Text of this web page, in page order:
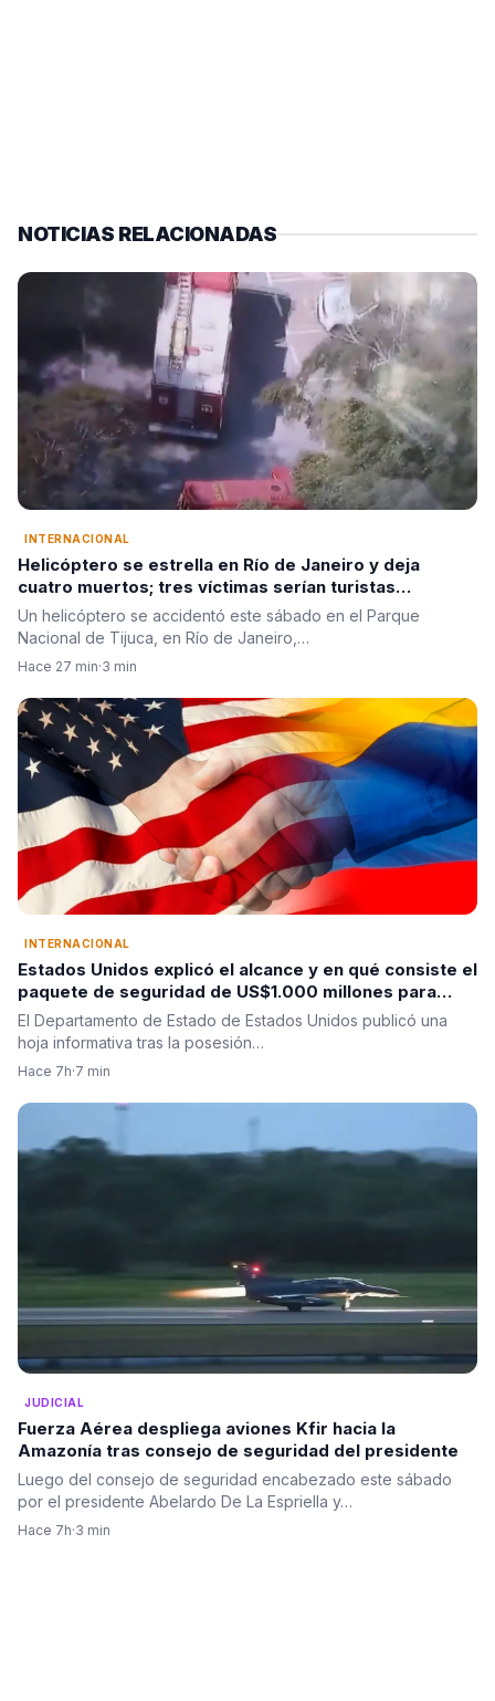
NOTICIAS RELACIONADAS
INTERNACIONAL
Helicóptero se estrella en Río de Janeiro y deja
cuatro muertos; tres víctimas serían turistas
colombianas
Un helicóptero se accidentó este sábado en el Parque
Nacional de Tijuca, en Río de Janeiro,…
Hace 27 min·3 min
INTERNACIONAL
Estados Unidos explicó el alcance y en qué consiste el
paquete de seguridad de US$1.000 millones para
Colombia tras la posesión de Abelardo De La Espriella
El Departamento de Estado de Estados Unidos publicó una
hoja informativa tras la posesión…
Hace 7h·7 min
JUDICIAL
Fuerza Aérea despliega aviones Kfir hacia la
Amazonía tras consejo de seguridad del presidente
Luego del consejo de seguridad encabezado este sábado
por el presidente Abelardo De La Espriella y…
Hace 7h·3 min